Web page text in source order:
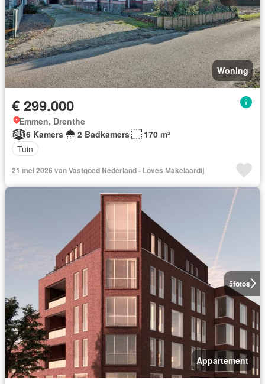
Woning
€ 299.000
Emmen, Drenthe
6 Kamers
2 Badkamers
170 m²
Tuin
21 mei 2026 van Vastgoed Nederland - Loves Makelaardij
5fotos
Appartement